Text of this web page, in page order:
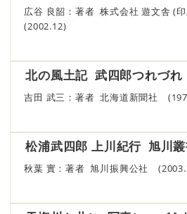
広谷 良韶：著者 株式会社 遊文舎 (
(2002.12)
北の風土記 武四郎つれづれ
吉田 武三：著者 北海道新聞社
松浦武四郎 上川紀行 旭川
秋葉 實：著者 旭川振興公社